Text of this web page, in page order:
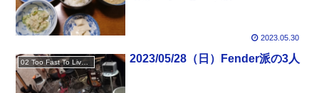
2023.05.30
02 Too Fast To Live Too Young To Die 2023/05/28（日）Fender派の3人